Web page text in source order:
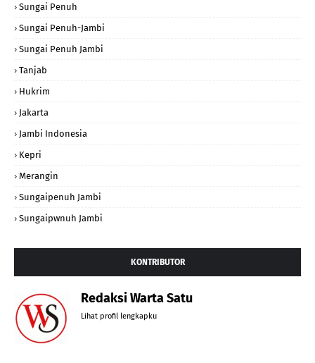
Sungai Penuh
Sungai Penuh-Jambi
Sungai Penuh Jambi
Tanjab
Hukrim
Jakarta
Jambi Indonesia
Kepri
Merangin
Sungaipenuh Jambi
Sungaipwnuh Jambi
KONTRIBUTOR
Redaksi Warta Satu
Lihat profil lengkapku